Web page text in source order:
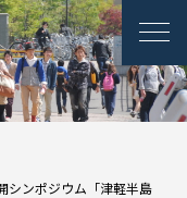
シンポジウム「津軽半島